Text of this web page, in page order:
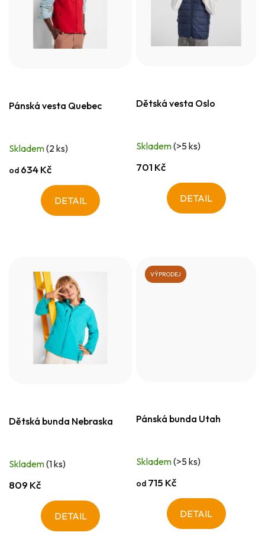
Pánská vesta Quebec
Skladem(2 ks)
od 634 Kč
DETAIL
Dětská vesta Oslo
Skladem(>5 ks)
701 Kč
DETAIL
Dětská bunda Nebraska
Skladem(1 ks)
809 Kč
DETAIL
VÝPRODEJ
Pánská bunda Utah
Skladem(>5 ks)
od 715 Kč
DETAIL